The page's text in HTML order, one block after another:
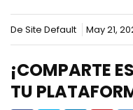
De Site Default May 21,
¡COMPARTE
TU